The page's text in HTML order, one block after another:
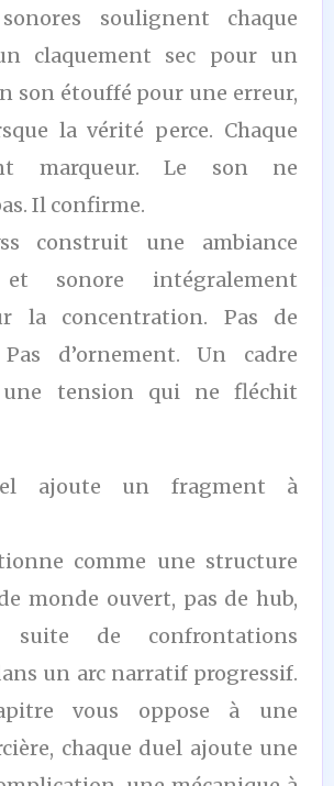
soulignent chaque
claquement sec pour un
son étouffé pour une erreur,
la vérité perce. Chaque
marqueur. Le son ne
Il confirme.
construit une ambiance
et sonore intégralement
la concentration. Pas de
d’ornement. Un cadre
tension qui ne fléchit
ajoute un fragment à
comme une structure
monde ouvert, pas de hub,
de confrontations
un arc narratif progressif.
vous oppose à une
chaque duel ajoute une